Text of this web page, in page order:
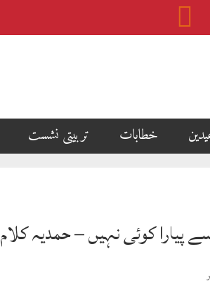
خطابات تربیتی نشست
پیارا کوئی نہیں – حمدیہ کلام